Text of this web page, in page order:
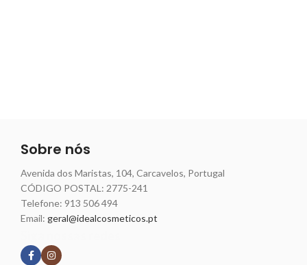
Sobre nós
Avenida dos Maristas, 104, Carcavelos, Portugal
CÓDIGO POSTAL: 2775-241
Telefone: 913 506 494
Email: geral@idealcosmeticos.pt